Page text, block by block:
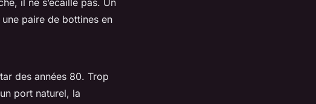
paire de bottines en
des années 80. Trop
port naturel, la